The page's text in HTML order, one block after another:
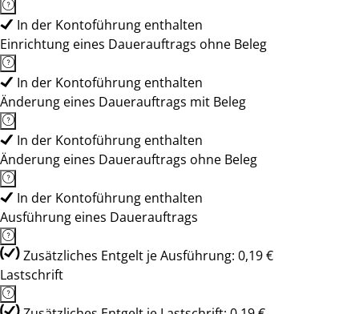
In der Kontoführung enthalten
Einrichtung eines Dauerauftrags ohne Beleg
In der Kontoführung enthalten
Änderung eines Dauerauftrags mit Beleg
In der Kontoführung enthalten
Änderung eines Dauerauftrags ohne Beleg
In der Kontoführung enthalten
Ausführung eines Dauerauftrags
Zusätzliches Entgelt je Ausführung: 0,19 €
Lastschrift